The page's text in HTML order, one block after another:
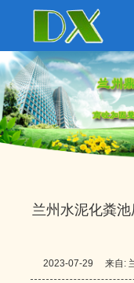
首页 玻璃钢化粪池 化粪池动态
兰州水泥化粪
2023-07-29 来自: